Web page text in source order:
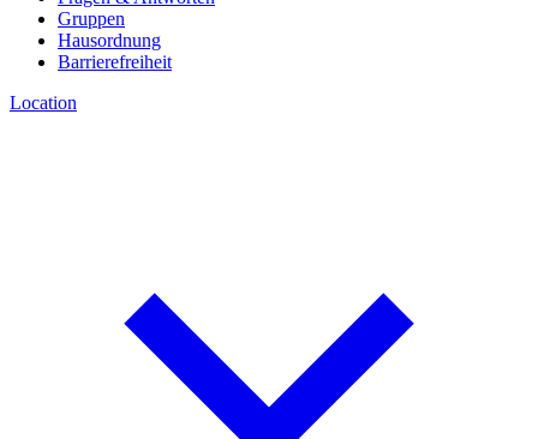
Gruppen
Hausordnung
Barrierefreiheit
Location